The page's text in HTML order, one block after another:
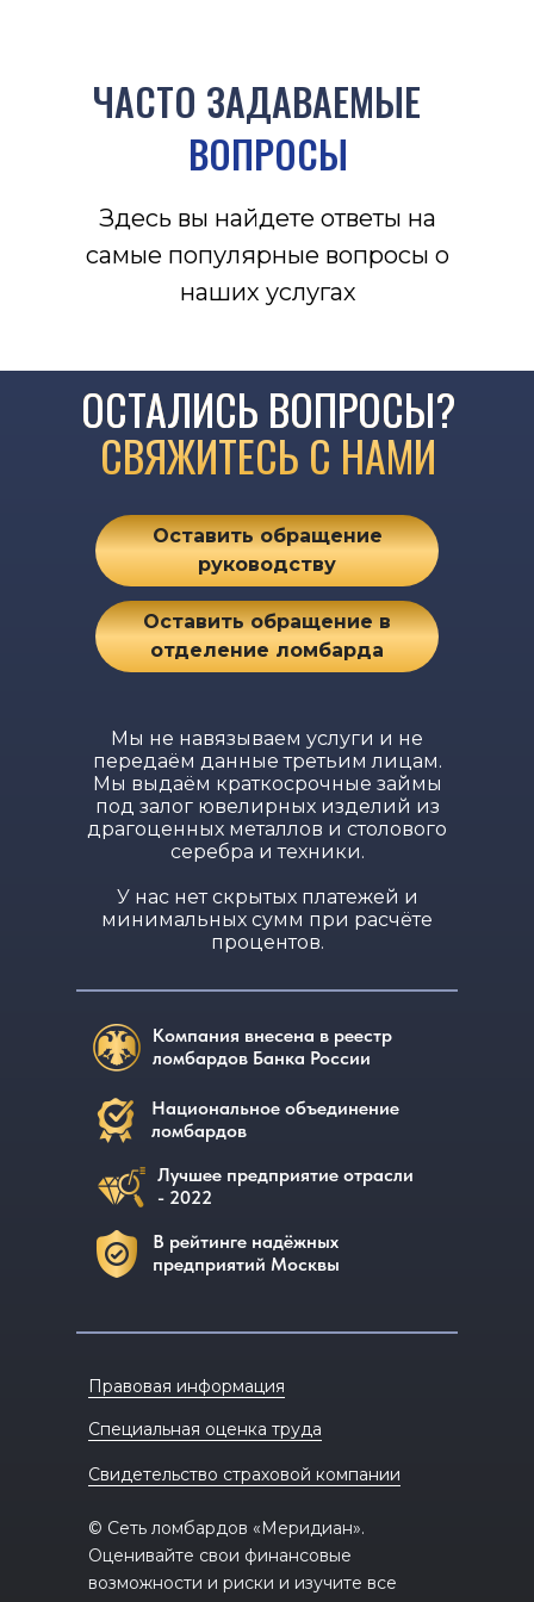
ЧАСТО ЗАДАВАЕМЫЕ
ВОПРОСЫ
Здесь вы найдете ответы на
самые популярные вопросы о
наших услугах
ОСТАЛИСЬ ВОПРОСЫ?
СВЯЖИТЕСЬ С НАМИ
Мы не навязываем услуги и не
передаём данные третьим лицам.
Мы выдаём краткосрочные займы
под залог ювелирных изделий из
драгоценных металлов и столового
серебра и техники.
У нас нет скрытых платежей и
минимальных сумм при расчёте
процентов.
Компания внесена в реестр
ломбардов Банка России
Лучшее предприятие отрасли
- 2022
Национальное объединение
ломбардов
В рейтинге надёжных
предприятий Москвы
Правовая информация
Специальная оценка труда
Свидетельство страховой компании
© Сеть ломбардов «Меридиан».
Оценивайте свои финансовые
возможности и риски и изучите все
Оставить обращение
руководству
Оставить обращение в
отделение ломбарда